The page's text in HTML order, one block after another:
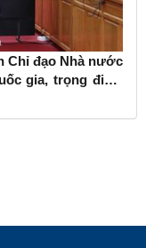
Chỉ đạo Nhà nước
gia, trọng điểm